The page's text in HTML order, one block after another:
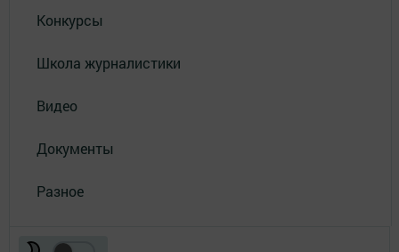
Конкурсы
Школа журналистики
Видео
Документы
Разное